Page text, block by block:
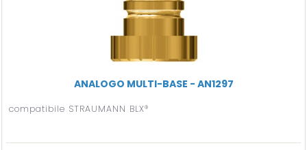
ANALOGO MULTI-BASE - AN1297
compatibile STRAUMANN BLX®